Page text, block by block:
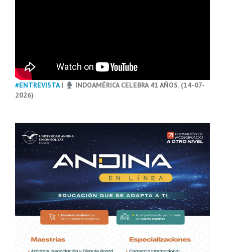
#ENTREVISTA|
INDOAMÉRICA CELEBRA 41 AÑOS. (14-07-
2026)